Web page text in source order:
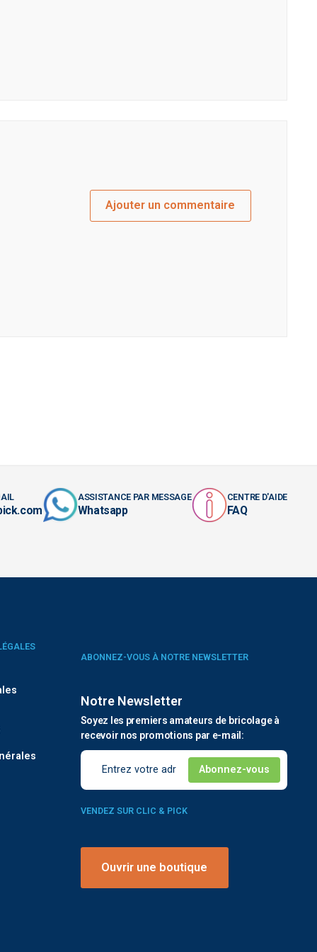
Ajouter un commentaire
ASSISTANCE PAR MESSAGE
Whatsapp
CENTRE D'AIDE
FAQ
ABONNEZ-VOUS À NOTRE NEWSLETTER
Notre Newsletter
Soyez les premiers amateurs de bricolage à
recevoir nos promotions par e-mail:
VENDEZ SUR CLIC & PICK
Ouvrir une boutique